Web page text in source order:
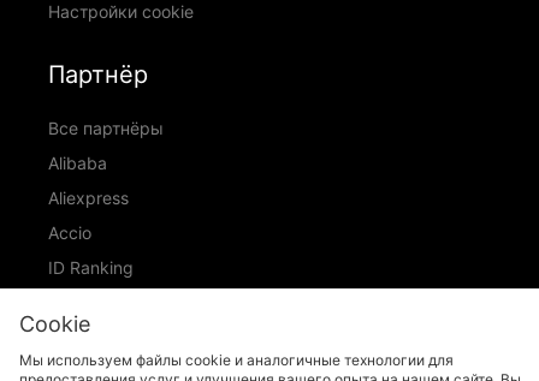
Настройки cookie
Партнёр
Все партнёры
Alibaba
Aliexpress
Accio
ID Ranking
Cookie
Мы используем файлы cookie и аналогичные технологии для